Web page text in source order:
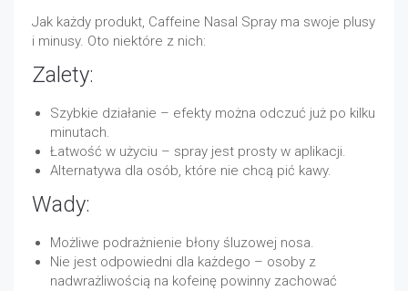
Jak każdy produkt, Caffeine Nasal Spray ma swoje plusy
i minusy. Oto niektóre z nich:
Zalety:
Szybkie działanie – efekty można odczuć już po kilku
minutach.
Łatwość w użyciu – spray jest prosty w aplikacji.
Alternatywa dla osób, które nie chcą pić kawy.
Wady:
Możliwe podrażnienie błony śluzowej nosa.
Nie jest odpowiedni dla każdego – osoby z
nadwrażliwością na kofeinę powinny zachować